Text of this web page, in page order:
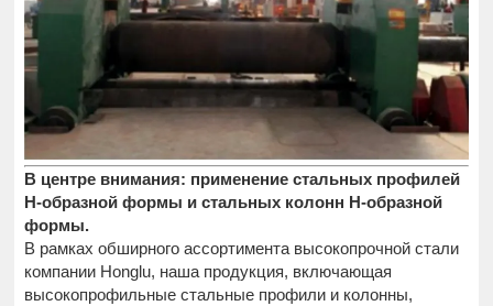
В центре внимания: применение стальных профилей
H-образной формы и стальных колонн H-образной
формы.
В рамках обширного ассортимента высокопрочной стали
компании Honglu, наша продукция, включающая
высокопрофильные стальные профили и колонны,